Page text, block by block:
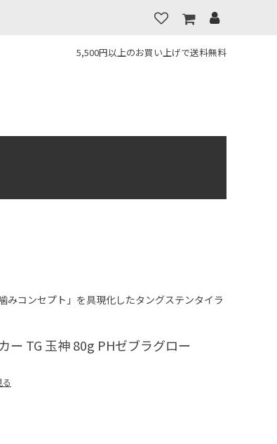
5,500円以上のお買い上げで送料無料
みコンセプト」を具現化したタングステンタイラ
ー TG 玉神 80g PHゼブラグロー
る